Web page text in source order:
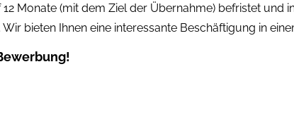
Monate (mit dem Ziel der Übernahme) befristet
bieten Ihnen eine interessante Beschäftigung in